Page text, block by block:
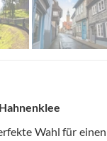
Wahl für einen